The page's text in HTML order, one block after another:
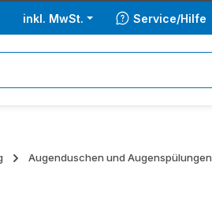
inkl. MwSt. Service/Hilfe
Augenduschen und Augenspülungen